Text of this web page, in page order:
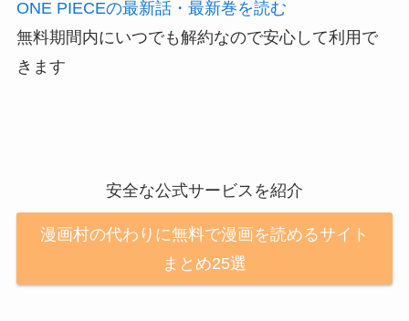
ONE PIECEの最新話・最新巻を読む
無料期間内にいつでも解約なので安心して利用で
きます
安全な公式サービスを紹介
漫画村の代わりに無料で漫画を読めるサイト
まとめ25選